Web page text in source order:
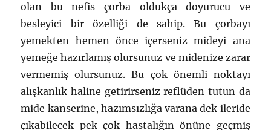
olan bu nefis çorba oldukça doyurucu ve
besleyici bir özelliği de sahip. Bu çorbayı
yemekten hemen önce içerseniz mideyi ana
yemeğe hazırlamış olursunuz ve midenize zarar
vermemiş olursunuz. Bu çok önemli noktayı
alışkanlık haline getirirseniz reflüden tutun da
mide kanserine, hazımsızlığa varana dek ileride
çıkabilecek pek çok hastalığın önüne geçmiş